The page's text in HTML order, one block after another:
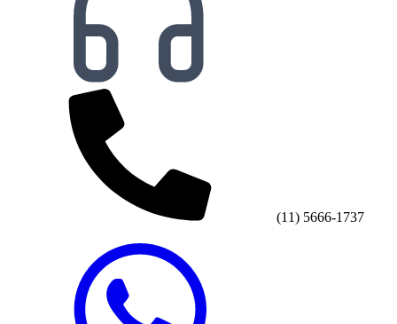
(11) 5666-1737